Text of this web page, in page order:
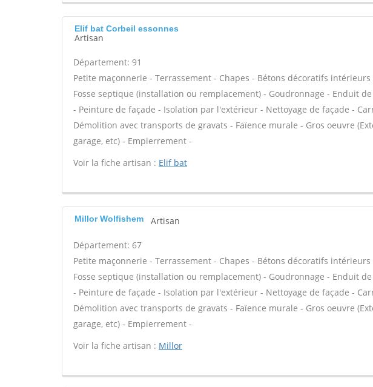
Elif bat Corbeil essonnes
Artisan
Département: 91
Petite maçonnerie - Terrassement - Chapes - Bétons décoratifs intérieurs
Fosse septique (installation ou remplacement) - Goudronnage - Enduit
- Peinture de façade - Isolation par l'extérieur - Nettoyage de façade -
Démolition avec transports de gravats - Faïence murale - Gros oeuvre
garage, etc) - Empierrement -
Voir la fiche artisan : Elif bat
Millor Wolfishem Artisan
Département: 67
Petite maçonnerie - Terrassement - Chapes - Bétons décoratifs intérieurs
Fosse septique (installation ou remplacement) - Goudronnage - Enduit
- Peinture de façade - Isolation par l'extérieur - Nettoyage de façade -
Démolition avec transports de gravats - Faïence murale - Gros oeuvre
garage, etc) - Empierrement -
Voir la fiche artisan : Millor